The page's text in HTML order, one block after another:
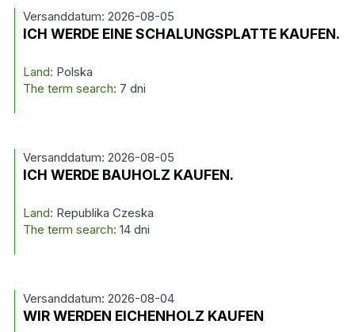
Versanddatum: 2026-08-05
ICH WERDE EINE SCHALUNGSPLATTE KAUFEN.
Land: Polska
The term search: 7 dni
Versanddatum: 2026-08-05
ICH WERDE BAUHOLZ KAUFEN.
Land: Republika Czeska
The term search: 14 dni
Versanddatum: 2026-08-04
WIR WERDEN EICHENHOLZ KAUFEN